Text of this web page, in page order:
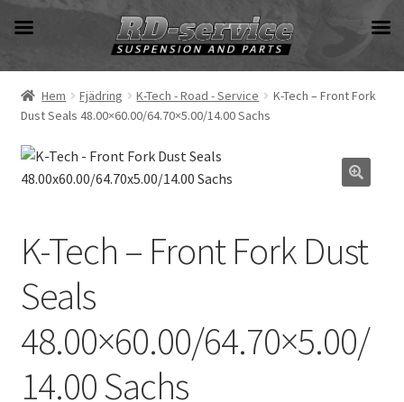
Hoppa
navigering
Hoppa
innehåll
Hem Fjädring K-Tech - Road - Service
K-Tech – Front Fork
Dust Seals 48.00×60.00/64.70×5.00/14.00 Sachs
K-Tech – Front Fork Dust
Seals
48.00×60.00/64.70×5.00/
14.00 Sachs